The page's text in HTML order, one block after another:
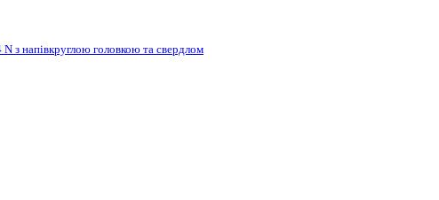
з напівкруглою головкою та свердлом